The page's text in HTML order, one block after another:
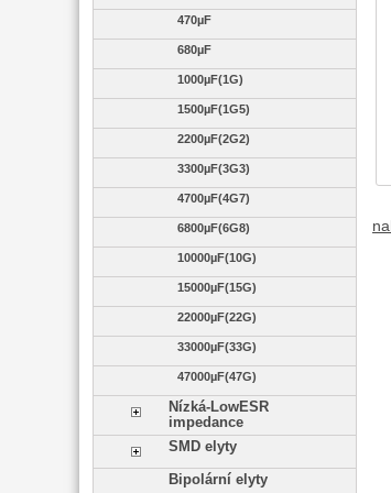
470µF
680µF
1000µF(1G)
1500µF(1G5)
2200µF(2G2)
3300µF(3G3)
4700µF(4G7)
6800µF(6G8)
10000µF(10G)
15000µF(15G)
22000µF(22G)
33000µF(33G)
47000µF(47G)
Nízká-LowESR
impedance
SMD elyty
Bipolární elyty